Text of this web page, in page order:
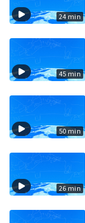
24 min
45 min
50 min
26 min